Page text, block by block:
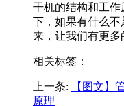
干机的结构和工作
下，如果有什么不
来，让我们有更多
相关标签：
上一条:
【图文】
原理